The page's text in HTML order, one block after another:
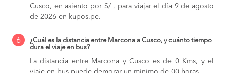
Cusco, en asiento por S/ , para viajar el día 9 de agosto
de 2026 en kupos.pe.
6
¿Cuál es la distancia entre Marcona a Cusco, y cuánto tiempo
dura el viaje en bus?
La distancia entre Marcona y Cusco es de 0 Kms, y el